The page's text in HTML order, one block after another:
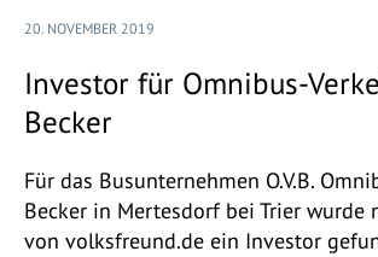
20. NOVEMBER 2019
Investor für Omnibus-
Becker
Für das Busunternehmen O.V.B.
Becker in Mertesdorf bei Trier wurde
von volksfreund.de ein Investor